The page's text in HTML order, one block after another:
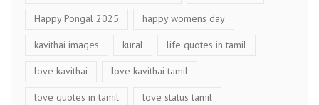
Happy Pongal 2025 happy womens day
kavithai images kural life quotes in tamil
love kavithai love kavithai tamil
love quotes in tamil love status tamil